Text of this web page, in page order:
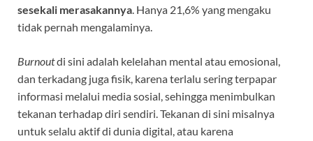
sesekali merasakannya. Hanya 21,6% yang mengaku
tidak pernah mengalaminya.
Burnoutdi sini adalah kelelahan mental atau emosional,
dan terkadang juga fisik, karena terlalu sering terpapar
informasi melalui media sosial, sehingga menimbulkan
tekanan terhadap diri sendiri. Tekanan di sini misalnya
untuk selalu aktif di dunia digital, atau karena